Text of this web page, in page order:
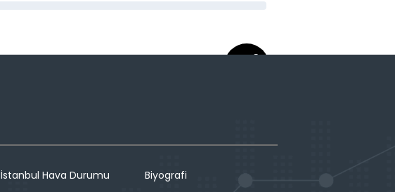
İstanbul Hava Durumu
Biyografi